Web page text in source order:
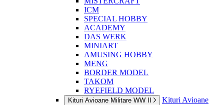
ICM
SPECIAL HOBBY
ACADEMY
DAS WERK
MINIART
AMUSING HOBBY
MENG
BORDER MODEL
TAKOM
RYEFIELD MODEL
Kituri Avioane Militare WW II
Kituri Avioane